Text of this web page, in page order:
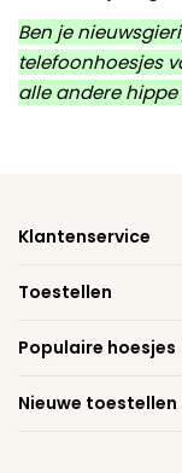
Ben je
telefoonhoesjes
alle anderehippe
Klantenservice
Toestellen
Populaire hoesjes
Nieuwe toestellen